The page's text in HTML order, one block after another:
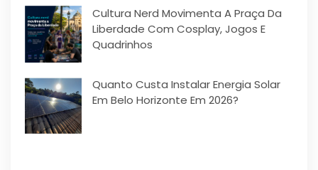
Cultura Nerd Movimenta A Praça Da
Liberdade Com Cosplay, Jogos E
Quadrinhos
Quanto Custa Instalar Energia Solar
Em Belo Horizonte Em 2026?